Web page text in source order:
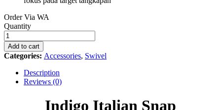
Order Via WA
Indigo
Italian
Snap
quantity
Quantity
Add to cart
Categories: Accessories, Swivel
Description
Reviews (0)
Indigo Italian Snap